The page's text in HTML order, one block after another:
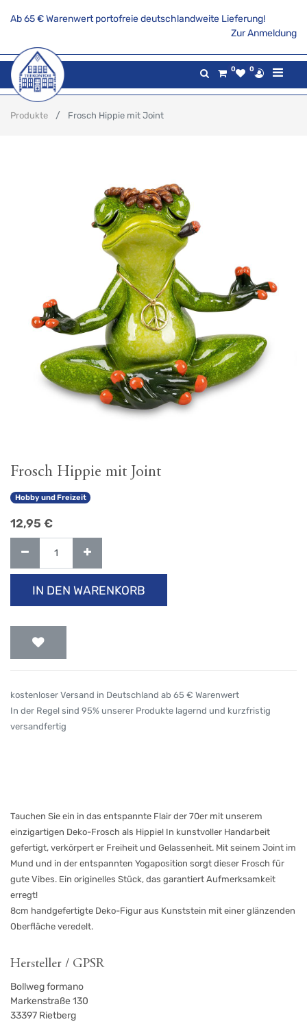
Ab 65 € Warenwert portofreie deutschlandweite Lieferung!
Zur Anmeldung
0 0
Produkte Frosch Hippie mit Joint
Frosch Hippie mit Joint
Hobby und Freizeit
12,95 €
IN DEN WARENKORB
kostenloser Versand in Deutschland ab 65 € Warenwert
In der Regel sind 95% unserer Produkte lagernd und kurzfristig
versandfertig
Tauchen Sie ein in das entspannte Flair der 70er mit unserem
einzigartigen Deko-Frosch als Hippie! In kunstvoller Handarbeit
gefertigt, verkörpert er Freiheit und Gelassenheit. Mit seinem Joint im
Mund und in der entspannten Yogaposition sorgt dieser Frosch für
gute Vibes. Ein originelles Stück, das garantiert Aufmerksamkeit
erregt!
8cm handgefertigte Deko-Figur aus Kunststein mit einer glänzenden
Oberfläche veredelt.
Hersteller / GPSR
Bollweg formano
Markenstraße 130
33397 Rietberg